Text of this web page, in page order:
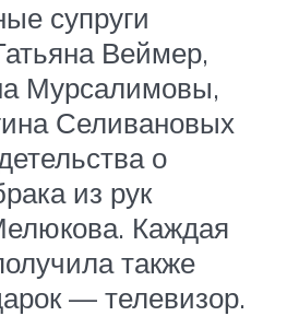
супруги
Веймер,
Мурсалимовы,
Селивановых
о
из рук
Каждая
также
— телевизор.